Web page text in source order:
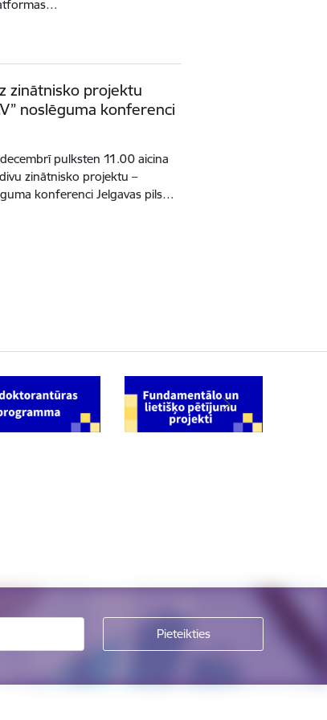
zinātnisko projektu
noslēguma konferenci
pulksten 11.00 aicina
zinātnisko projektu –
konferenci Jelgavas pils…